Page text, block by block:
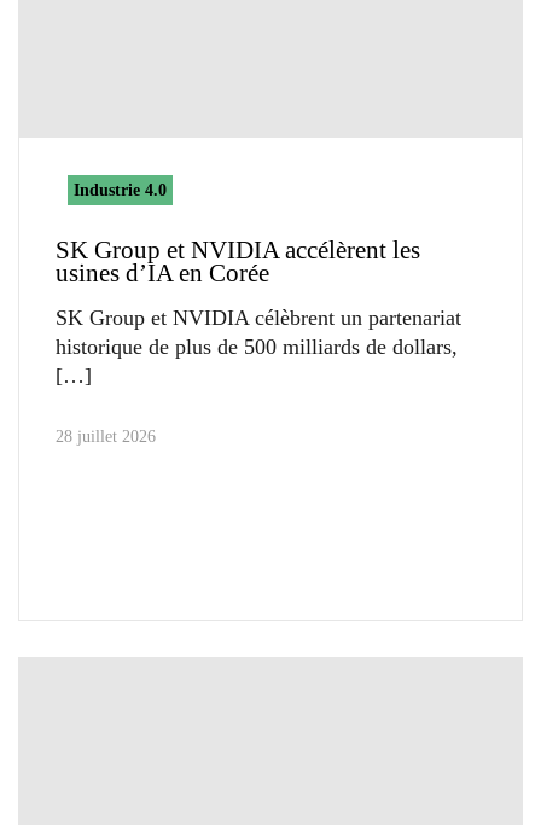
Industrie 4.0
SK Group et NVIDIA accélèrent les
usines d’IA en Corée
SK Group et NVIDIA célèbrent un partenariat
historique de plus de 500 milliards de dollars,
28 juillet 2026